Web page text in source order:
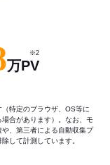
万PV
※2
特定のブラウザ、OS等に
合があります）。なお、モ
、第三者による自動収集プ
して計測しています。